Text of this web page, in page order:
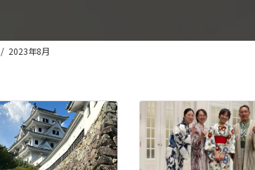
2023年8月